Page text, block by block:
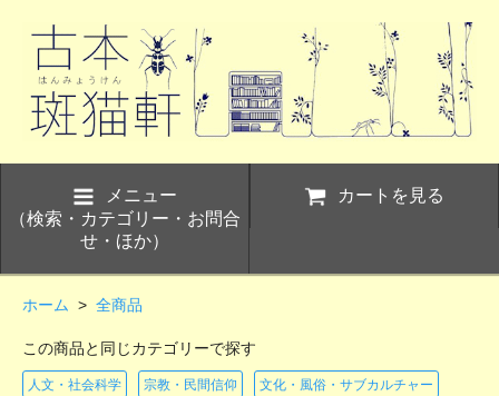
メニュー
（検索・カテゴリー・お問合
せ・ほか）
カートを見る
ホーム > 全商品
この商品と同じカテゴリーで探す
人文・社会科学 宗教・民間信仰 文化・風俗・サブカルチャー